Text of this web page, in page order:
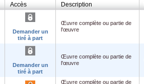
Accès Description
Demander un
tiré à part
Œuvre complète ou partie de
l'œuvre
Demander un
tiré à part
Œuvre complète ou partie de
l'œuvre
Œuvre complète ou partie de